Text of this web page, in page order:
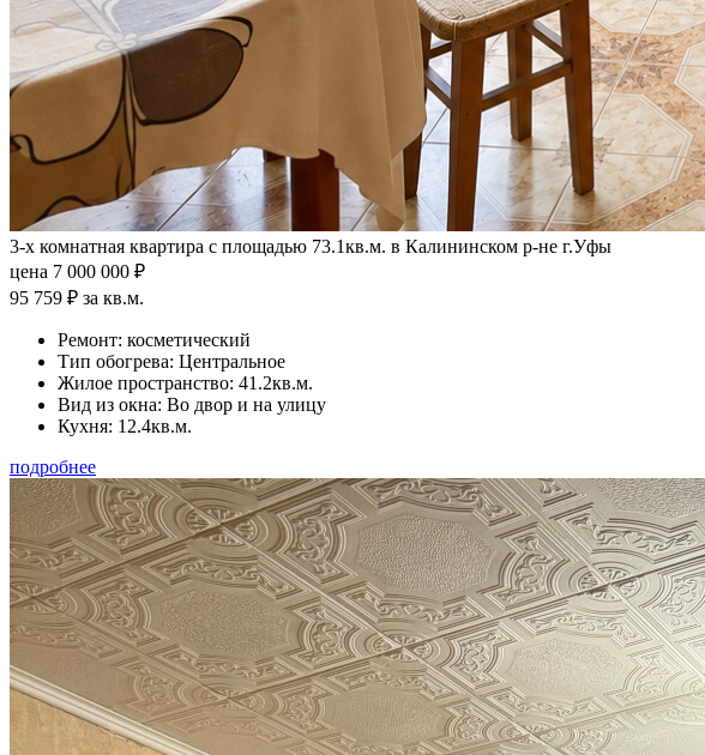
3-х комнатная квартира с площадью 73.1кв.м. в Калининском р-не г.Уфы
цена 7 000 000 ₽
95 759 ₽ за кв.м.
Ремонт: косметический
Тип обогрева: Центральное
Жилое пространство: 41.2кв.м.
Вид из окна: Во двор и на улицу
Кухня: 12.4кв.м.
подробнее